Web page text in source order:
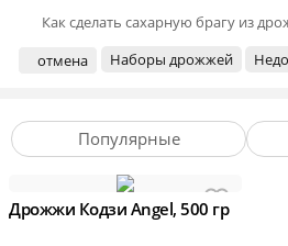
Как сделать сахарную брагу из
отмена
Наборы дрожжей
Популярные
Дрожжи Кодзи Angel, 500 гр